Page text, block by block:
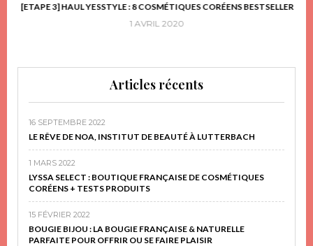
[ETAPE 3] HAUL YESSTYLE : 8 COSMÉTIQUES CORÉENS BESTSELLER
1 AVRIL 2020
Articles récents
16 SEPTEMBRE 2022
LE RÊVE DE NOA, INSTITUT DE BEAUTÉ À LUTTERBACH
1 MARS 2022
LYSSA SELECT : BOUTIQUE FRANÇAISE DE COSMÉTIQUES
CORÉENS + TESTS PRODUITS
15 FÉVRIER 2022
BOUGIE BIJOU : LA BOUGIE FRANÇAISE & NATURELLE
PARFAITE POUR OFFRIR OU SE FAIRE PLAISIR